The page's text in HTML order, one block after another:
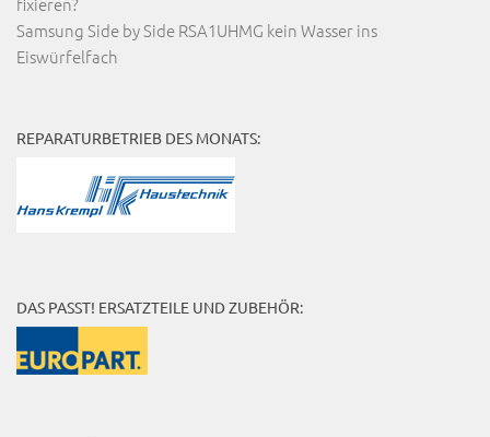
Samsung Side by Side RSA1UHMG kein Wasser ins
Eiswürfelfach
REPARATURBETRIEB DES MONATS:
DAS PASST! ERSATZTEILE UND ZUBEHÖR: